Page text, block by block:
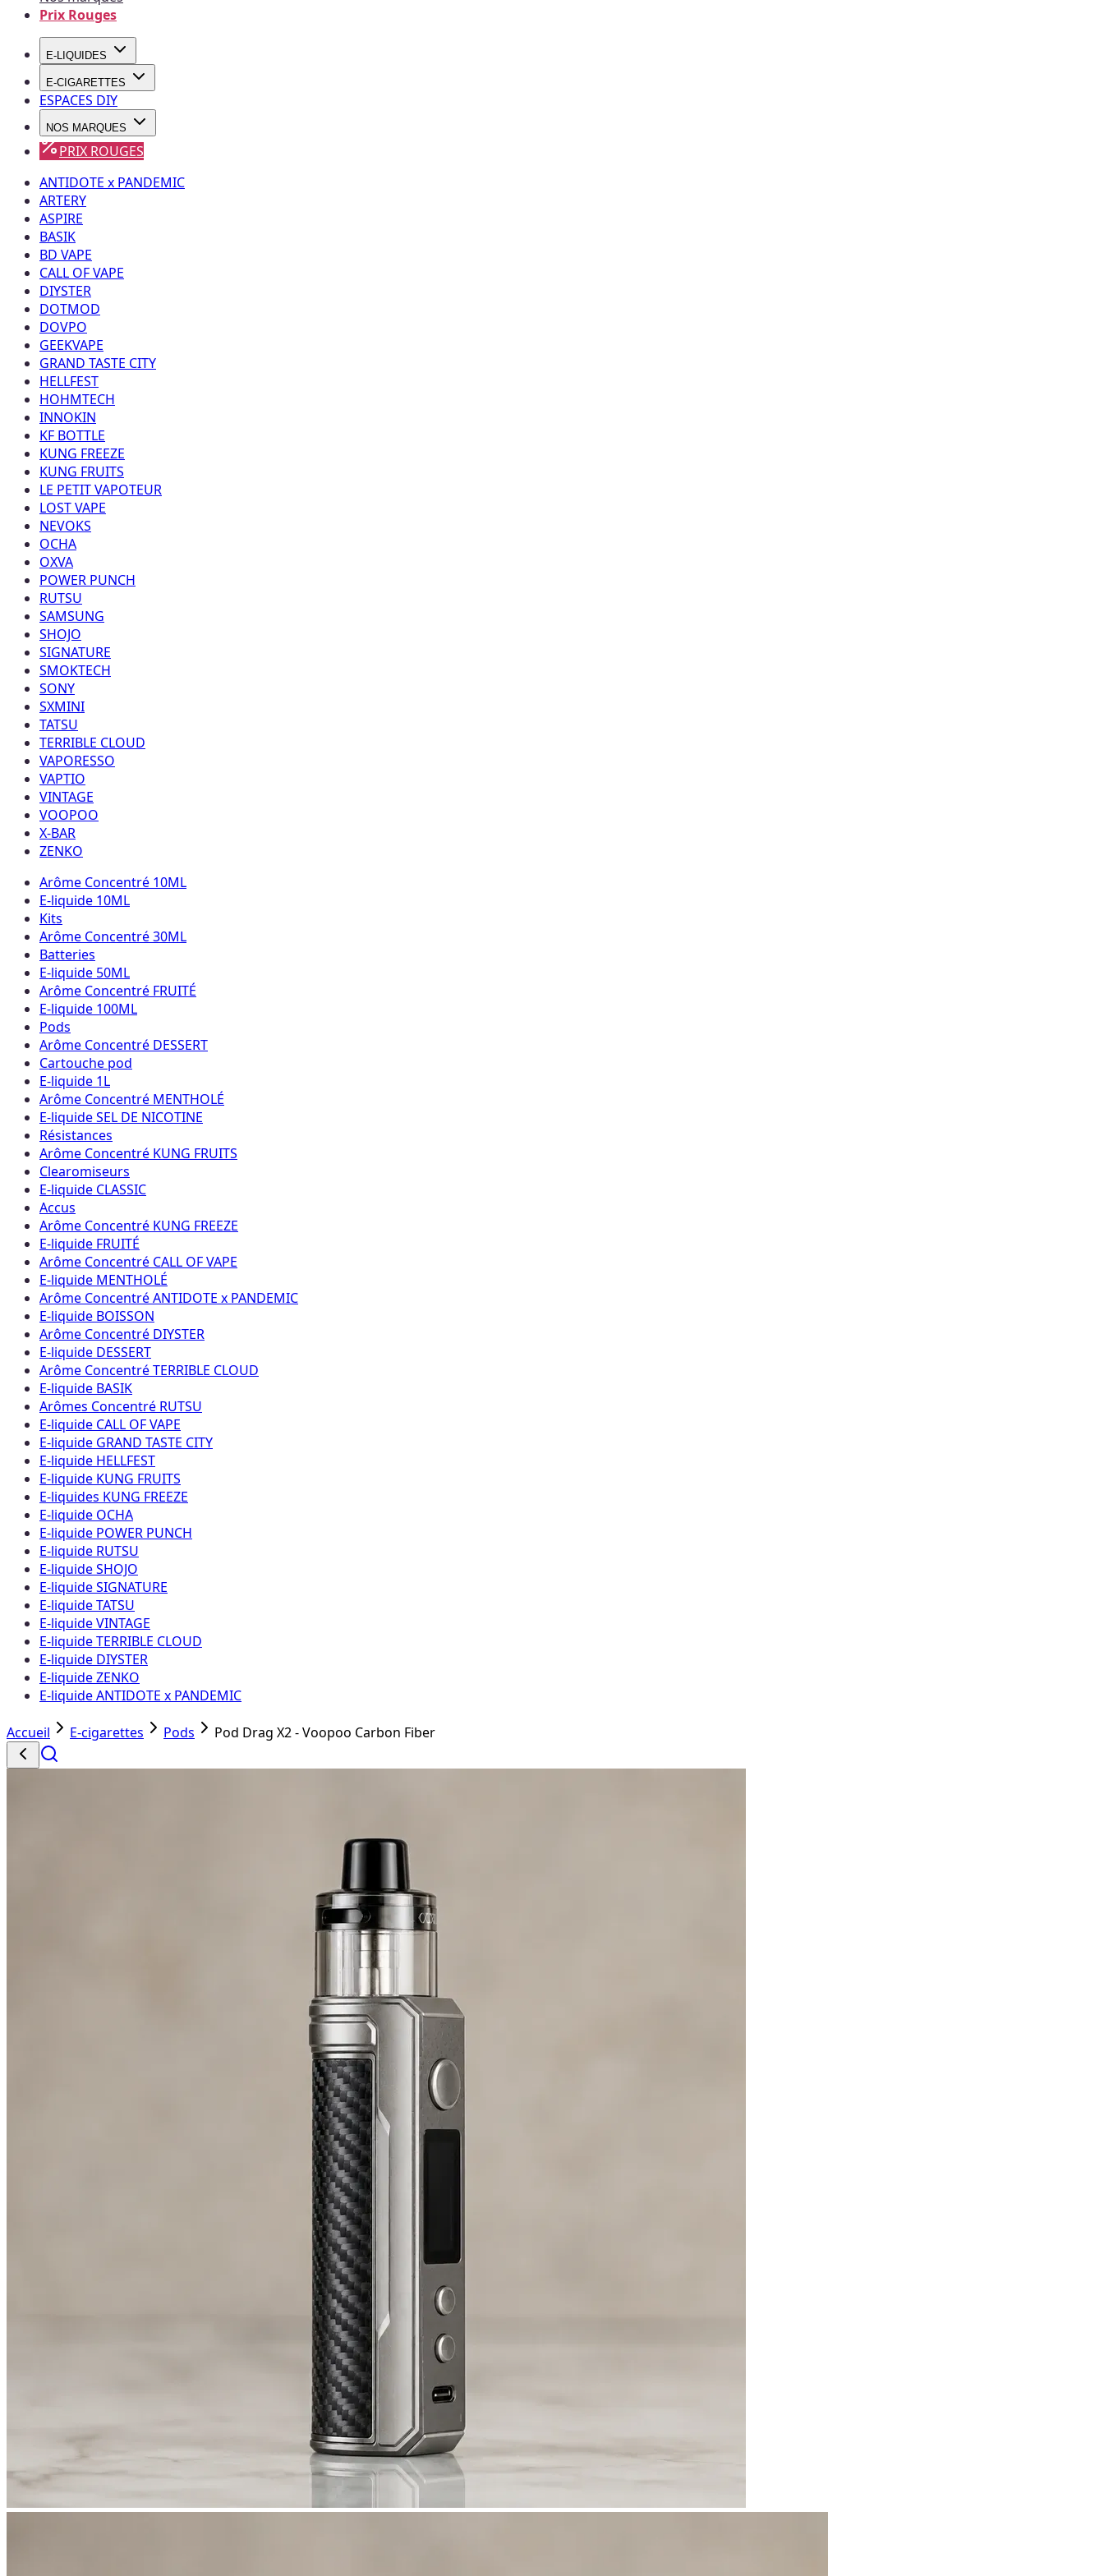
Prix Rouges
E-LIQUIDES
E-CIGARETTES
ESPACES DIY
NOS MARQUES
PRIX ROUGES
ANTIDOTE x PANDEMIC
ARTERY
ASPIRE
BASIK
BD VAPE
CALL OF VAPE
DIYSTER
DOTMOD
DOVPO
GEEKVAPE
GRAND TASTE CITY
HELLFEST
HOHMTECH
INNOKIN
KF BOTTLE
KUNG FREEZE
KUNG FRUITS
LE PETIT VAPOTEUR
LOST VAPE
NEVOKS
OCHA
OXVA
POWER PUNCH
RUTSU
SAMSUNG
SHOJO
SIGNATURE
SMOKTECH
SONY
SXMINI
TATSU
TERRIBLE CLOUD
VAPORESSO
VAPTIO
VINTAGE
VOOPOO
X-BAR
ZENKO
Arôme Concentré 10ML
E-liquide 10ML
Kits
Arôme Concentré 30ML
Batteries
E-liquide 50ML
Arôme Concentré FRUITÉ
E-liquide 100ML
Pods
Arôme Concentré DESSERT
Cartouche pod
E-liquide 1L
Arôme Concentré MENTHOLÉ
E-liquide SEL DE NICOTINE
Résistances
Arôme Concentré KUNG FRUITS
Clearomiseurs
E-liquide CLASSIC
Accus
Arôme Concentré KUNG FREEZE
E-liquide FRUITÉ
Arôme Concentré CALL OF VAPE
E-liquide MENTHOLÉ
Arôme Concentré ANTIDOTE x PANDEMIC
E-liquide BOISSON
Arôme Concentré DIYSTER
E-liquide DESSERT
Arôme Concentré TERRIBLE CLOUD
E-liquide BASIK
Arômes Concentré RUTSU
E-liquide CALL OF VAPE
E-liquide GRAND TASTE CITY
E-liquide HELLFEST
E-liquide KUNG FRUITS
E-liquides KUNG FREEZE
E-liquide OCHA
E-liquide POWER PUNCH
E-liquide RUTSU
E-liquide SHOJO
E-liquide SIGNATURE
E-liquide TATSU
E-liquide VINTAGE
E-liquide TERRIBLE CLOUD
E-liquide DIYSTER
E-liquide ZENKO
E-liquide ANTIDOTE x PANDEMIC
Accueil E-cigarettes Pods Pod Drag X2 - Voopoo Carbon Fiber